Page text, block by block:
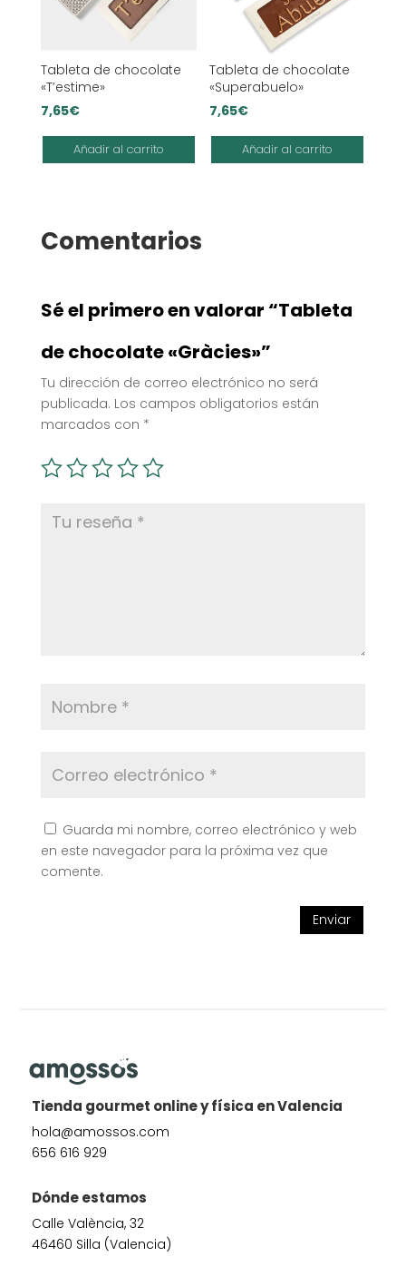
Tableta de chocolate
«T’estime»
7,65€
Añadir al carrito
Tableta de chocolate
«Superabuelo»
7,65€
Añadir al carrito
Comentarios
Sé el primero en valorar “Tableta
de chocolate «Gràcies»”
Tu dirección de correo electrónico no será
publicada. Los campos obligatorios están
marcados con *
Guarda mi nombre, correo electrónico y web
en este navegador para la próxima vez que
comente.
Enviar
Tienda gourmet online y física en Valencia
hola@amossos.com
656 616 929
Dónde estamos
Calle València, 32
46460 Silla (Valencia)